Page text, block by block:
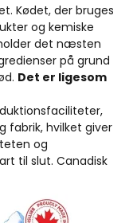
Kødet, der bruges
og kemiske
det næsten
på grund
Det er ligesom
fabrik, hvilket giver
og
til slut. Canadisk